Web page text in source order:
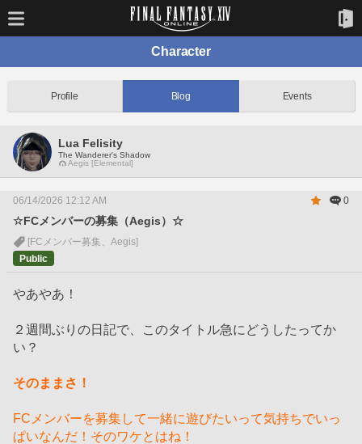
Character
Profile Blog Events
Lua Felisity
The Wanderer's Shadow
Aegis [Elemental]
06/14/2026 12:12 AM 0
☆FCメンバーの募集（Aegis）☆
[FCメンバー募集、Aegis]
Public
やあやあ！
２週間ぶりの日記で、このタイトル急にどうしたってか
い？
そのままさ！
FCメンバーを募集して一緒に遊びたいって気持ちでいっ
ぱいなんだ！そのワケとはね！